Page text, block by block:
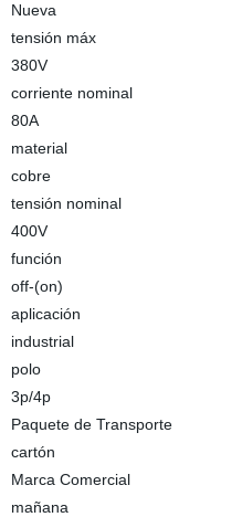
Nueva
tensión máx
380V
corriente nominal
80A
material
cobre
tensión nominal
400V
función
off-(on)
aplicación
industrial
polo
3p/4p
Paquete de Transporte
cartón
Marca Comercial
mañana